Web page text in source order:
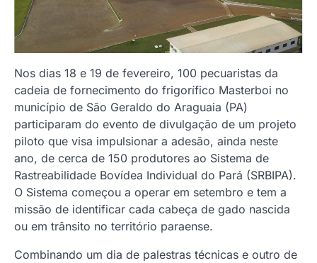
Nos dias 18 e 19 de fevereiro, 100 pecuaristas da
cadeia de fornecimento do frigorífico Masterboi no
município de São Geraldo do Araguaia (PA)
participaram do evento de divulgação de um projeto
piloto que visa impulsionar a adesão, ainda neste
ano, de cerca de 150 produtores ao Sistema de
Rastreabilidade Bovídea Individual do Pará (SRBIPA).
O Sistema começou a operar em setembro e tem a
missão de identificar cada cabeça de gado nascida
ou em trânsito no território paraense.
Combinando um dia de palestras técnicas e outro de